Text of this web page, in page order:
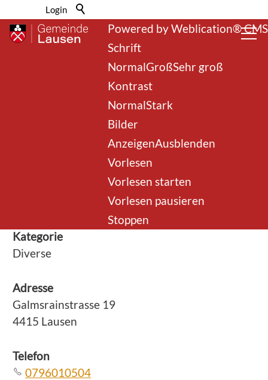
Powered by Weblication® CMS
Schrift
NormalGroßSehr groß
Kontrast
NormalStark
Bilder
AnzeigenAusblenden
Vorlesen
Vorlesen starten
Vorlesen pausieren
Stoppen
Login
zurück zur Übersicht
Kategorie
Diverse
Adresse
Galmsrainstrasse 19
4415 Lausen
Telefon
0796010504